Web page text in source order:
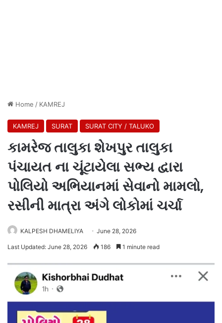
Home / KAMREJ
KAMREJ SURAT SURAT CITY / TALUKO
કામરેજ તાલુકા શેખપુર તાલુકા
પંચાયત ના ચૂંટાયેલા સભ્ય દ્વારા
પોલિયો અભિયાનમાં સેવાનો મામલો,
રસીની માત્રા અંગે લોકોમાં ચર્ચા
KALPESH DHAMELIYA June 28, 2026
Last Updated: June 28, 2026 186 1 minute read